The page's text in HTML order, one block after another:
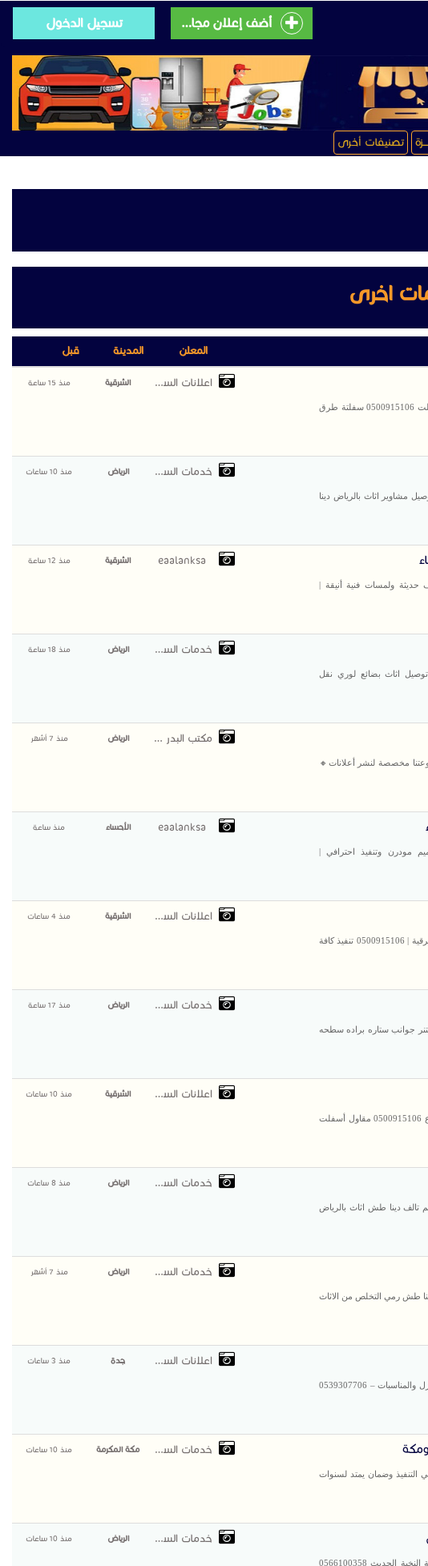
أضف إعلان مجانى تسجيل الدخول
تصنيفات أخرى
اخرى
المعلن المدينة قبل
سفلتة طرق وشوارع الشرقية |أفضل مقاول أسفلت 0500915106 سفلتة طرق
اعلانات السعودية الشرقية منذ 15 ساعة
داخل الرياض 0507040797 دينا توصيل مشاوير اثاث بالرياض دينا
خدمات السعودية الرياض منذ 10 ساعات
ولمسات فنية أنيقة |
eaalanksa الشرقية منذ 12 ساعة
بالرياض 0507040797 جامبو توصيل اثاث بضائع لوري نقل
خدمات السعودية الرياض منذ 18 ساعة
مخصصة لنشر أعلانات🔸
مكتب البدر للعمالة ا الرياض منذ 7 أشهر
مودرن وتنفيذ احترافي |
eaalanksa الأحساء منذ ساعة
تنفيذ كافة أعمال سفلتة الطرق والشوارع في الشرقية | 0500915106 تنفيذ كافة
اعلانات السعودية الشرقية منذ 4 ساعات
عفش توصيل بالرياض 0507040797 كونتنر جوانب ستاره براده سطحه
خدمات السعودية الرياض منذ 17 ساعة
مقاول أسفلت في الشرقية | سفلتة طرق وشوارع 0500915106 مقاول أسفلت
اعلانات السعودية الشرقية منذ 10 ساعات
رمي عفش قديم تالف دينا طش اثاث بالرياض
خدمات السعودية الرياض منذ 8 ساعات
من الاثاث القديم بالرياض 0507040797 دينا طش رمي التخلص من الاثاث
خدمات السعودية الرياض منذ 7 أشهر
قهوجي وصبابين قهوة في جدة | ضيافة راقية للمنازل والمناسبات – 0539307706
اعلانات السعودية جدة منذ 3 ساعات
وضمان يمتد لسنوات
خدمات السعودية مكة المكرمة منذ 10 ساعات
بناء ملاحق مجالس خارجية في الرياض – مؤسسة النخبة الحديث 0566100358
خدمات السعودية الرياض منذ 10 ساعات